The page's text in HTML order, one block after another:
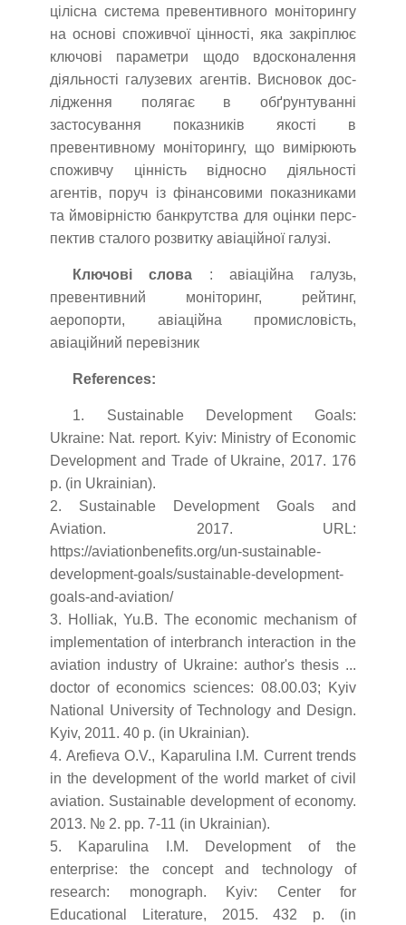
цілісна система превентивного моніторингу
на основі споживчої цінності, яка закріплює
ключові параметри щодо вдосконалення
діяльності галузевих агентів. Висновок дос-
лідження полягає в обґрунтуванні
застосування показників якості в
превентивному моніторингу, що вимірюють
споживчу цінність відносно діяльності
агентів, поруч із фінансовими показниками
та ймовірністю банкрутства для оцінки перс-
пектив сталого розвитку авіаційної галузі.
Ключові слова : авіаційна галузь,
превентивний моніторинг, рейтинг,
аеропорти, авіаційна промисловість,
авіаційний перевізник
References:
1. Sustainable Development Goals:
Ukraine: Nat. report. Kyiv: Ministry of Economic
Development and Trade of Ukraine, 2017. 176
p. (in Ukrainian).
2. Sustainable Development Goals and
Aviation. 2017. URL:
https://aviationbenefits.org/un-sustainable-
development-goals/sustainable-development-
goals-and-aviation/
3. Holliak, Yu.B. The economic mechanism of
implementation of interbranch interaction in the
aviation industry of Ukraine: author's thesis ...
doctor of economics sciences: 08.00.03; Kyiv
National University of Technology and Design.
Kyiv, 2011. 40 p. (in Ukrainian).
4. Arefieva O.V., Kaparulina I.M. Current trends
in the development of the world market of civil
aviation. Sustainable development of economy.
2013. № 2. pp. 7-11 (in Ukrainian).
5. Kaparulina I.M. Development of the
enterprise: the concept and technology of
research: monograph. Kyiv: Center for
Educational Literature, 2015. 432 p. (in